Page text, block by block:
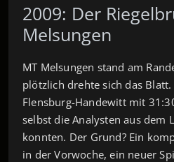
2009: Der
Melsungen
MT Melsungen stand am
plötzlich drehte sich das Blatt.
Flensburg-Handewitt mit
selbst die Analysten aus dem
konnten. Der Grund? Ein
in der Vorwoche, ein neuer